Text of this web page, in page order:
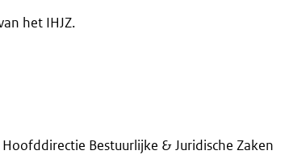
het IHJZ.
Hoofddirectie Bestuurlijke & Juridische Zaken